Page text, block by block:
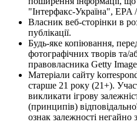
"Інтерфакс-Україна", EPA
Власник веб-сторінки в
публікації.
Будь-яке копіювання,
фотографічних творів та/
правовласника Getty
Матеріали сайту
старше 21 року (21+).
викликати ігрову
(принципів)
ознак залежності негайно